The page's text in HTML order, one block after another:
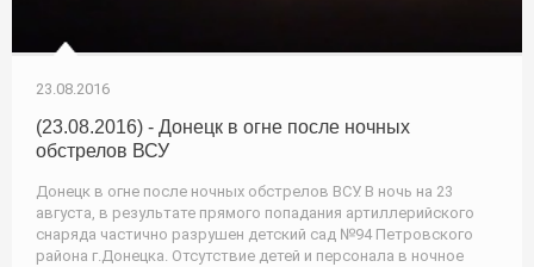
23.08.2016
(23.08.2016) - Донецк в огне после ночных
обстрелов ВСУ
Донецк в огне после ночных обстрелов ВСУ. В ночь на 23
августа, в результате прямого попадания артиллерийского
снаряда частично разрушен детский сад №94 Петровского
района г.Донецка. Отсутствие детей и персонала в ночное